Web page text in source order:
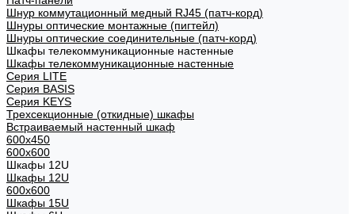
Шнур коммутационный медный RJ45 (патч-корд)
Шнуры оптические монтажные (пигтейл)
Шнуры оптические соединительные (патч-корд)
Шкафы телекоммуникационные настенные
Шкафы телекоммуникационные настенные
Cерия LITE
Cерия BASIS
Cерия KEYS
Трехсекционные (откидные) шкафы
Встраиваемый настенный шкаф
600x450
600x600
Шкафы 12U
Шкафы 12U
600x600
Шкафы 15U